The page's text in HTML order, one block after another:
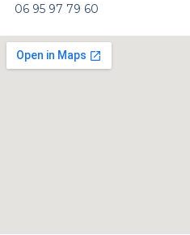
06 95 97 79 60